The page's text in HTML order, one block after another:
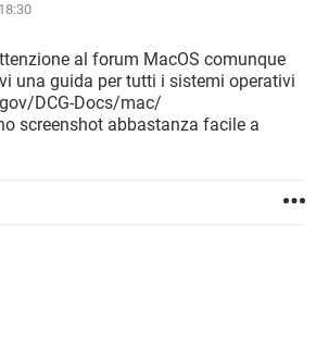
al forum MacOS comunque
una guida per tutti i sistemi operativi
DCG-Docs/mac/
screenshot abbastanza facile a